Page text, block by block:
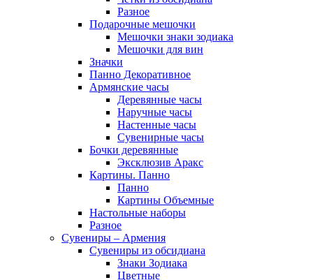
Разное
Подарочные мешочки
Мешочки знаки зодиака
Мешочки для вин
Значки
Панно Декоративное
Армянские часы
Деревянные часы
Наручные часы
Настенные часы
Сувенирные часы
Бочки деревянные
Эксклюзив Аракс
Картины. Панно
Панно
Картины Объемные
Настольные наборы
Разное
Сувениры – Армения
Сувениры из обсидиана
Знаки Зодиака
Цветные